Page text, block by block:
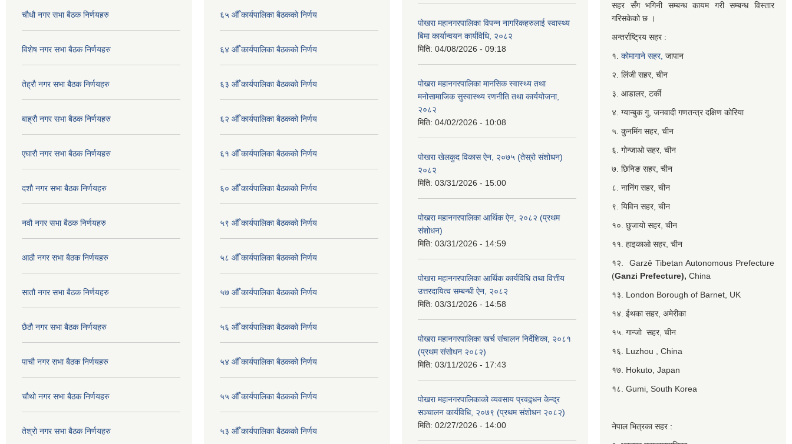
चौधौ नगर सभा बैठक निर्णयहरु
विशेष नगर सभा बैठक निर्णयहरु
तेह्रौ नगर सभा बैठक निर्णयहरु
बाह्रौ नगर सभा बैठक निर्णयहरु
एघारौ नगर सभा बैठक निर्णयहरु
दशौ नगर सभा बैठक निर्णयहरु
नवौ नगर सभा बैठक निर्णयहरु
आठौ नगर सभा बैठक निर्णयहरु
सातौ नगर सभा बैठक निर्णयहरु
छैठौ नगर सभा बैठक निर्णयहरु
पाचौ नगर सभा बैठक निर्णयहरु
चौथो नगर सभा बैठक निर्णयहरु
तेश्रो नगर सभा बैठक निर्णयहरु
६५ औँ कार्यपालिका बैठकको निर्णय
६४ औँ कार्यपालिका बैठकको निर्णय
६३ औँ कार्यपालिका बैठकको निर्णय
६२ औँ कार्यपालिका बैठकको निर्णय
६१ औँ कार्यपालिका बैठकको निर्णय
६० औँ कार्यपालिका बैठकको निर्णय
५९ औँ कार्यपालिका बैठकको निर्णय
५८ औँ कार्यपालिका बैठकको निर्णय
५७ औँ कार्यपालिका बैठकको निर्णय
५६ औँ कार्यपालिका बैठकको निर्णय
५४ औँ कार्यपालिका बैठकको निर्णय
५५ औँ कार्यपालिका बैठकको निर्णय
५३ औँ कार्यपालिका बैठकको निर्णय
पोखरा महानगरपालिका विपन्न नागरिकहरुलाई स्वास्थ्य
बिमा कार्यान्वयन कार्यविधि, २०८२
मिति: 04/08/2026 - 09:18
पोखरा महानगरपालिका मानसिक स्वास्थ्य तथा
मनोसामाजिक सुस्वास्थ्य रणनीति तथा कार्ययोजना,
२०८२
मिति: 04/02/2026 - 10:08
पोखरा खेलकुद विकास ऐन, २०७५ (तेस्रो संशोधन)
२०८२
मिति: 03/31/2026 - 15:00
पोखरा महानगरपालिका आर्थिक ऐन, २०८२ (प्रथम
संशोधन)
मिति: 03/31/2026 - 14:59
पोखरा महानगरपालिका आर्थिक कार्यविधि तथा वित्तीय
उत्तरदायित्व सम्बन्धी ऐन, २०८२
मिति: 03/31/2026 - 14:58
पोखरा महानगरपालिका खर्च संचालन निर्देशिका, २०८१
(प्रथम संसोधन २०८२)
मिति: 03/11/2026 - 17:43
पोखरा महानगरपालिकाको व्यवसाय प्रवद्र्धन केन्द्र
सञ्चालन कार्यविधि, २०७९ (प्रथम संशोधन २०८२)
मिति: 02/27/2026 - 14:00
सहर सँग भगिनी सम्बन्ध कायम गरी सम्बन्ध विस्तार
गरिसकेको छ ।
अन्तर्राष्ट्रिय सहर :
१. कोमागाने सहर, जापान
२. लिंजी सहर, चीन
३. आडालर, टर्की
४. ग्यान्बुक गु, जनवादी गणतन्त्र दक्षिण कोरिया
५. कुनमिंग सहर, चीन
६. गोन्जाओ सहर, चीन
७. छिनिङ सहर, चीन
८. नानिंग सहर, चीन
९. यिविन सहर, चीन
१०. छुजायो सहर, चीन
११. हाइकाओ सहर, चीन
१२. Garzê Tibetan Autonomous Prefecture
(Ganzi Prefecture), China
१३. London Borough of Barnet, UK
१४. ईथका सहर, अमेरीका
१५. गान्जो सहर, चीन
१६. Luzhou , China
१७. Hokuto, Japan
१८. Gumi, South Korea
नेपाल भित्रका सहर :